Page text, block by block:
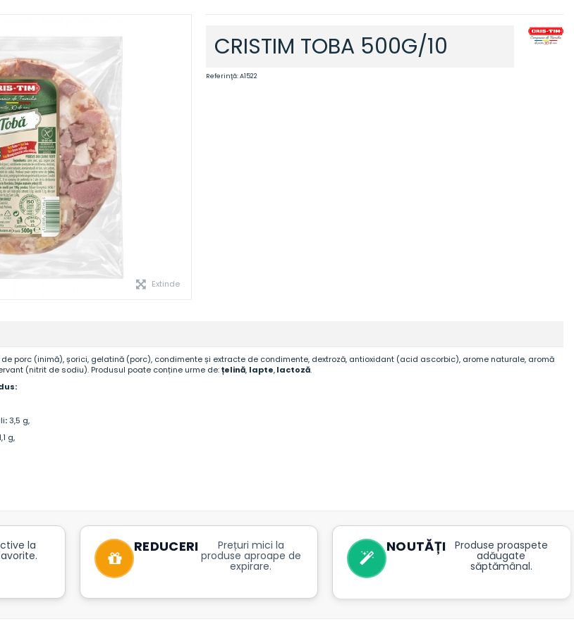
Extinde
CRISTIM TOBA 500G/10
Referinţă:A1522
porc (inimă), șorici, gelatină (porc), condimente și extracte de condimente, dextroză, antioxidant (acid ascorbic), arome naturale, aromă
(nitrit de sodiu). Produsul poate conține urme de:țelină, lapte,lactoză.
:3,5 g,
g,
la REDUCERI Prețuri mici la
produse aproape de
expirare.
NOUTĂȚI Produse proaspete
adăugate
săptămânal.